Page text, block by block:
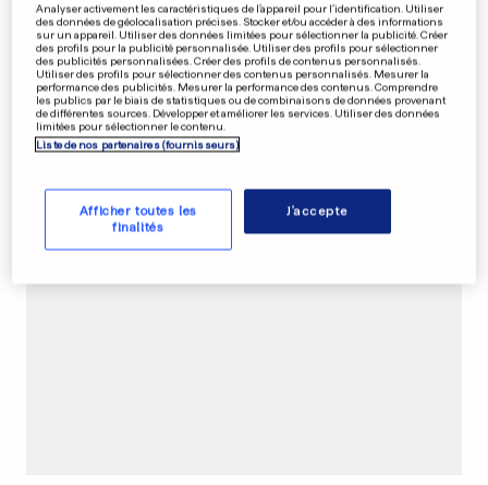
OPTIMISATION FISCALE
Bruxelles va taper sur les
doigts du Luxembourg
0 0
PUBLICITÉ
Analyser activement les caractéristiques de l’appareil pour l’identification. Utiliser
des données de géolocalisation précises. Stocker et/ou accéder à des informations
sur un appareil. Utiliser des données limitées pour sélectionner la publicité. Créer
des profils pour la publicité personnalisée. Utiliser des profils pour sélectionner
des publicités personnalisées. Créer des profils de contenus personnalisés.
Utiliser des profils pour sélectionner des contenus personnalisés. Mesurer la
performance des publicités. Mesurer la performance des contenus. Comprendre
les publics par le biais de statistiques ou de combinaisons de données provenant
de différentes sources. Développer et améliorer les services. Utiliser des données
limitées pour sélectionner le contenu.
Liste de nos partenaires (fournisseurs)
Afficher toutes les
finalités
J'accepte